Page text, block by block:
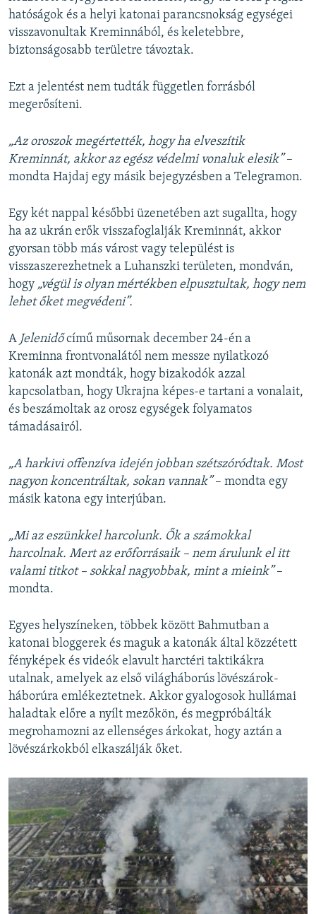
hatóságok és a helyi katonai parancsnokság egységei
visszavonultak Kreminnából, és keletebbre,
biztonságosabb területre távoztak.
Ezt a jelentést nem tudták független forrásból
megerősíteni.
„Az oroszok megértették, hogy ha elveszítik
Kreminnát, akkor az egész védelmi vonaluk elesik”–
mondta Hajdaj egy másik bejegyzésben a Telegramon.
Egy két nappal későbbi üzenetében azt sugallta, hogy
ha az ukrán erők visszafoglalják Kreminnát, akkor
gyorsan több más várost vagy települést is
visszaszerezhetnek a Luhanszki területen, mondván,
hogy „végül is olyan mértékben elpusztultak, hogy nem
lehet őket megvédeni”.
A Jelenidőcímű műsornak december 24-én a
Kreminna frontvonalától nem messze nyilatkozó
katonák azt mondták, hogy bizakodók azzal
kapcsolatban, hogy Ukrajna képes-e tartani a vonalait,
és beszámoltak az orosz egységek folyamatos
támadásairól.
„A harkivi offenzíva idején jobban szétszóródtak. Most
nagyon koncentráltak, sokan vannak”– mondta egy
másik katona egy interjúban.
„Mi az eszünkkel harcolunk. Ők a számokkal
harcolnak. Mert az erőforrásaik – nem árulunk el itt
valami titkot – sokkal nagyobbak, mint a mieink”–
mondta.
Egyes helyszíneken, többek között Bahmutban a
katonai bloggerek és maguk a katonák által közzétett
fényképek és videók elavult harctéri taktikákra
utalnak, amelyek az első világháborús lövészárok-
háborúra emlékeztetnek. Akkor gyalogosok hullámai
haladtak előre a nyílt mezőkön, és megpróbálták
megrohamozni az ellenséges árkokat, hogy aztán a
lövészárkokból elkaszálják őket.